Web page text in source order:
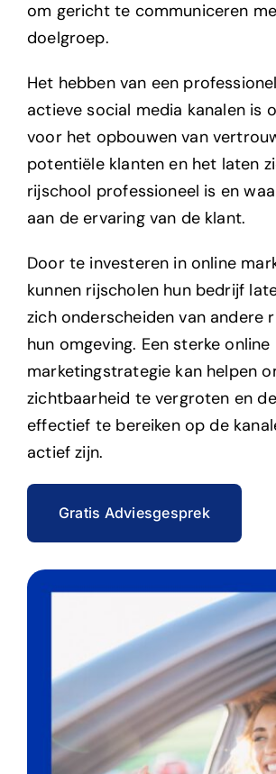
om gericht te communiceren
doelgroep.
Het hebben van een
actieve social media kanalen is
voor het opbouwen van
potentiële klanten en het laten
rijschool professioneel is en
aan de ervaring van de klant.
Door te investeren in online
kunnen rijscholen hun bedrijf
zich onderscheiden van andere
hun omgeving. Een sterke online
marketingstrategie kan helpen
zichtbaarheid te vergroten en
effectief te bereiken op de
actief zijn.
Gratis Adviesgesprek